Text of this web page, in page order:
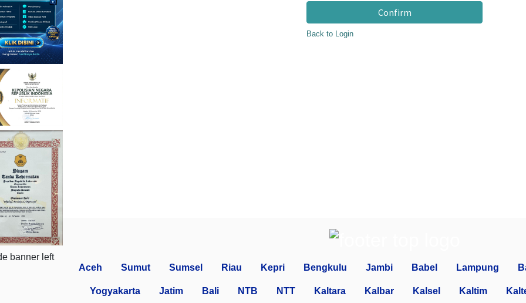
Confirm
Back to Login
Aceh Sumut Sumsel Riau Kepri Bengkulu Jambi Babel Lampung
Yogyakarta Jatim Bali NTB NTT Kaltara Kalbar Kalsel Kaltim